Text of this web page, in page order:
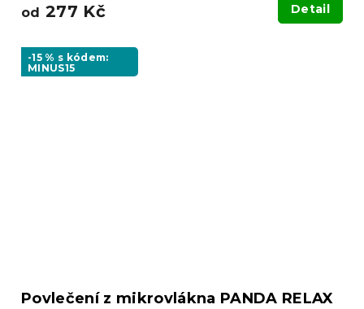
od 277 Kč Detail
-15 % s kódem:
MINUS15
Povlečení z mikrovlákna PANDA RELAX